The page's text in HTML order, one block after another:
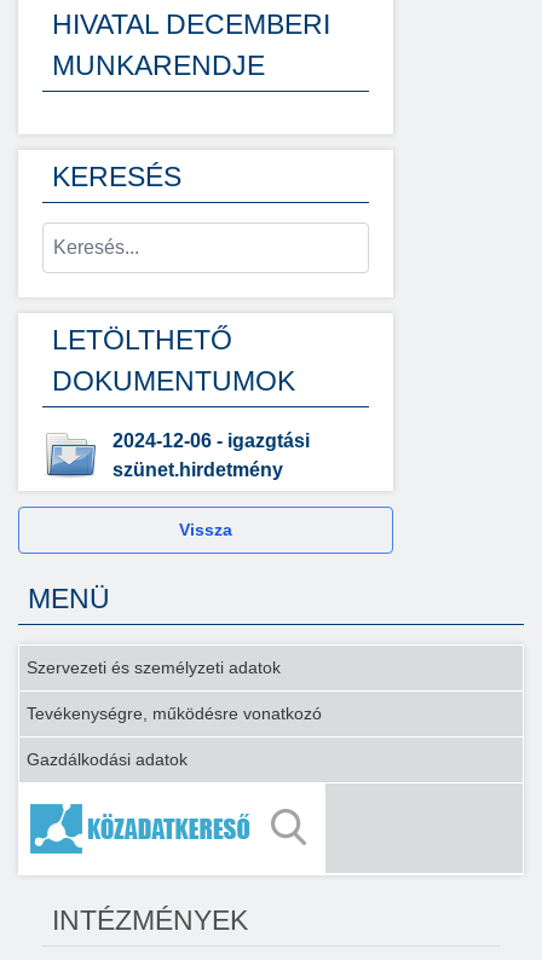
HIVATAL DECEMBERI
MUNKARENDJE
KERESÉS
LETÖLTHETŐ
DOKUMENTUMOK
2024-12-06 - igazgtási
szünet.hirdetmény
Vissza
MENÜ
Szervezeti és személyzeti adatok
Tevékenységre, működésre vonatkozó
Gazdálkodási adatok
INTÉZMÉNYEK